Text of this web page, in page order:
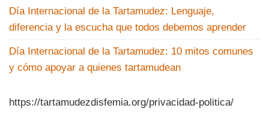
Día Internacional de la Tartamudez: Lenguaje,
diferencia y la escucha que todos debemos aprender
Día Internacional de la Tartamudez: 10 mitos comunes
y cómo apoyar a quienes tartamudean
https://tartamudezdisfemia.org/privacidad-politica/